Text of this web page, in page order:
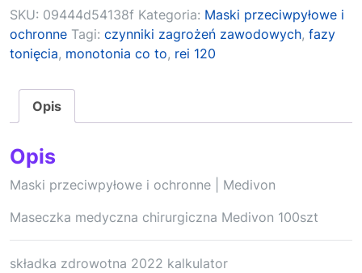
SKU: 09444d54138f Kategoria: Maski przeciwpyłowe i
ochronne Tagi: czynniki zagrożeń zawodowych, fazy
tonięcia, monotonia co to, rei 120
Opis
Opis
Maski przeciwpyłowe i ochronne | Medivon
Maseczka medyczna chirurgiczna Medivon 100szt
składka zdrowotna 2022 kalkulator